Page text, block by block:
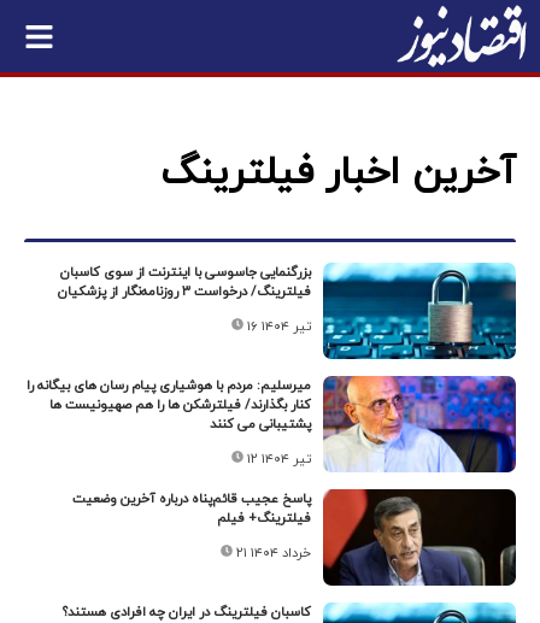
آخرین اخبار فیلترینگ
بزرگنمایی جاسوسی با اینترنت از سوی کاسبان
فیلترینگ/ درخواست ۳ روزنامه‌نگار از پزشکیان
۱۶ تیر ۱۴۰۴
میرسلیم: مردم با هوشیاری پیام رسان های بیگانه را
کنار بگذارند/ فیلترشکن ها را هم صهیونیست ها
پشتیبانی می کنند
۱۲ تیر ۱۴۰۴
پاسخ عجیب قائم‌پناه درباره آخرین وضعیت
فیلترینگ+ فیلم
۲۱ خرداد ۱۴۰۴
کاسبان فیلترینگ در ایران چه افرادی هستند؟